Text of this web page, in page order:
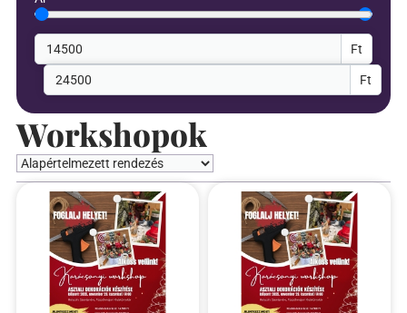
Ft
Ft
Workshopok